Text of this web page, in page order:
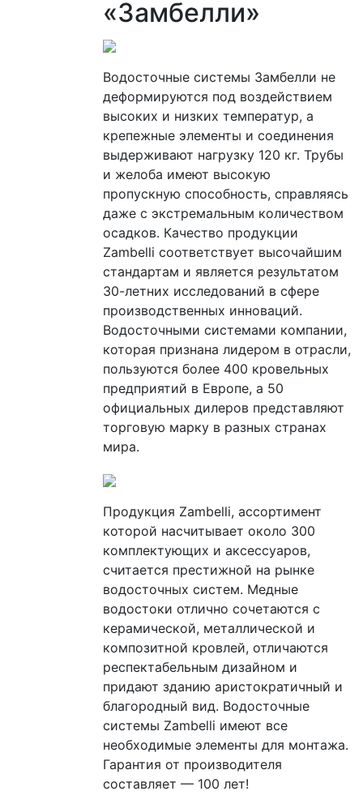
«Замбелли»
Водосточные системы Замбелли не
деформируются под воздействием
высоких и низких температур, а
крепежные элементы и соединения
выдерживают нагрузку 120 кг. Трубы
и желоба имеют высокую
пропускную способность, справляясь
даже с экстремальным количеством
осадков. Качество продукции
Zambelli соответствует высочайшим
стандартам и является результатом
30-летних исследований в сфере
производственных инноваций.
Водосточными системами компании,
которая признана лидером в отрасли,
пользуются более 400 кровельных
предприятий в Европе, а 50
официальных дилеров представляют
торговую марку в разных странах
мира.
Продукция Zambelli, ассортимент
которой насчитывает около 300
комплектующих и аксессуаров,
считается престижной на рынке
водосточных систем. Медные
водостоки отлично сочетаются с
керамической, металлической и
композитной кровлей, отличаются
респектабельным дизайном и
придают зданию аристократичный и
благородный вид. Водосточные
системы Zambelli имеют все
необходимые элементы для монтажа.
Гарантия от производителя
составляет — 100 лет!